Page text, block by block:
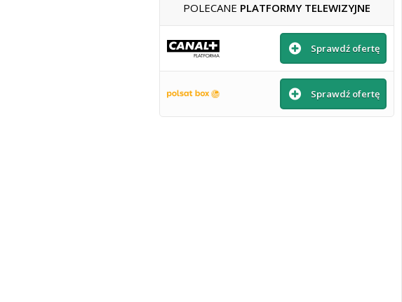
POLECANE PLATFORMY TELEWIZYJNE
Sprawdź ofertę
Sprawdź ofertę